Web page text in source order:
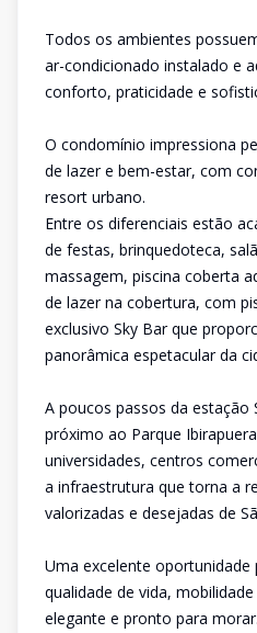
Todos os ambientes
ar-condicionado instalado e
conforto, praticidade e
O condomínio impressiona
de lazer e bem-estar, com
resort urbano.
Entre os diferenciais estão
de festas, brinquedoteca,
massagem, piscina coberta
de lazer na cobertura, com
exclusivo Sky Bar que
panorâmica espetacular da
A poucos passos da estação
próximo ao Parque
universidades, centros
a infraestrutura que torna a
valorizadas e desejadas de
Uma excelente oportunidade
qualidade de vida,
elegante e pronto para